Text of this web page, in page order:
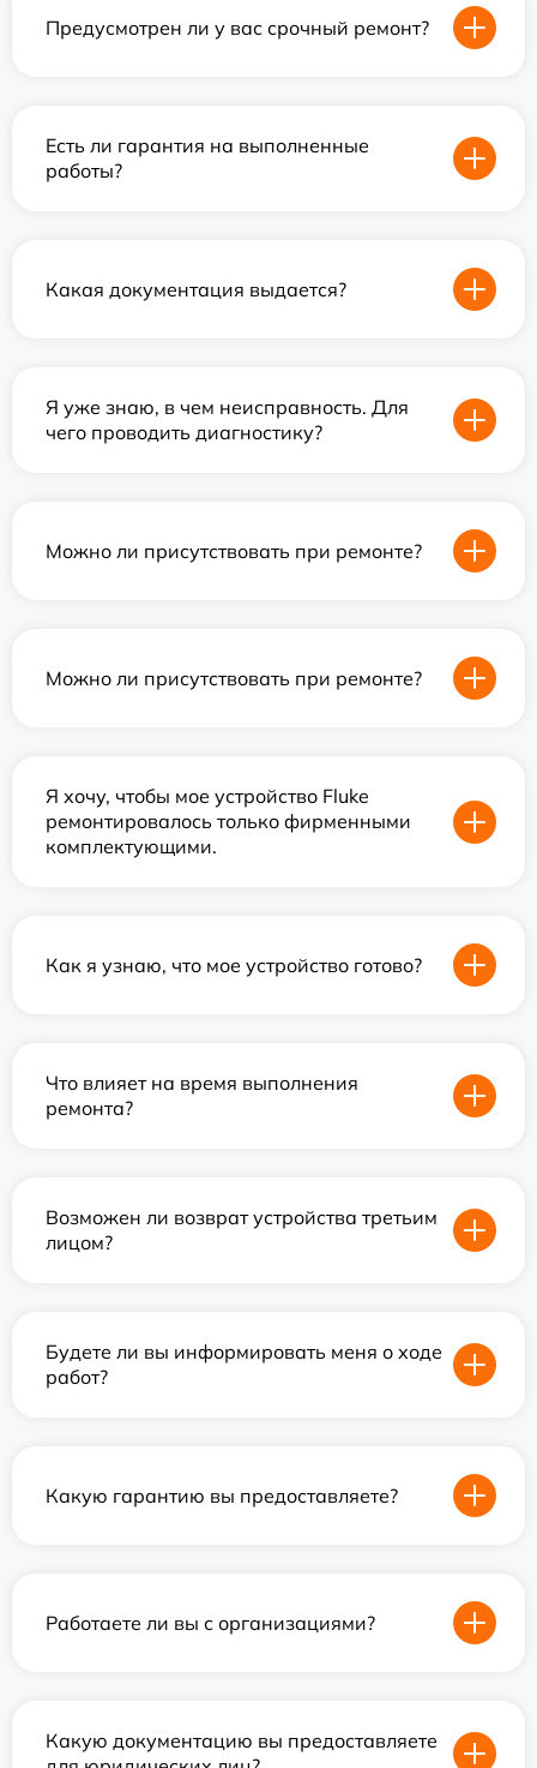
Предусмотрен ли у вас срочный ремонт?
Есть ли гарантия на выполненные
работы?
Какая документация выдается?
Я уже знаю, в чем неисправность. Для
чего проводить диагностику?
Можно ли присутствовать при ремонте?
Можно ли присутствовать при ремонте?
Я хочу, чтобы мое устройство Fluke
ремонтировалось только фирменными
комплектующими.
Как я узнаю, что мое устройство готово?
Что влияет на время выполнения
ремонта?
Возможен ли возврат устройства третьим
лицом?
Будете ли вы информировать меня о ходе
работ?
Какую гарантию вы предоставляете?
Работаете ли вы с организациями?
Какую документацию вы предоставляете